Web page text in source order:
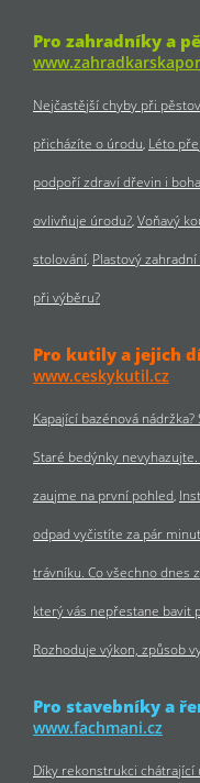
Pro zahradníky a
Nejčastější chyby při
přicházíte o úrodu Léto
podpoří zdraví dřevin i
ovlivňuje úrodu? Voňavý
stolování Plastový
při výběru?
Pro kutily a jejich
www.ceskykutil.cz
Kapající bazénová
Staré bedýnky
zaujme na první pohled
odpad vyčistíte za pár
trávníku. Co všechno dnes
který vás nepřestane bavit
Rozhoduje výkon, způsob
Pro stavebníky a
www.fachmani.cz
Díky rekonstrukci